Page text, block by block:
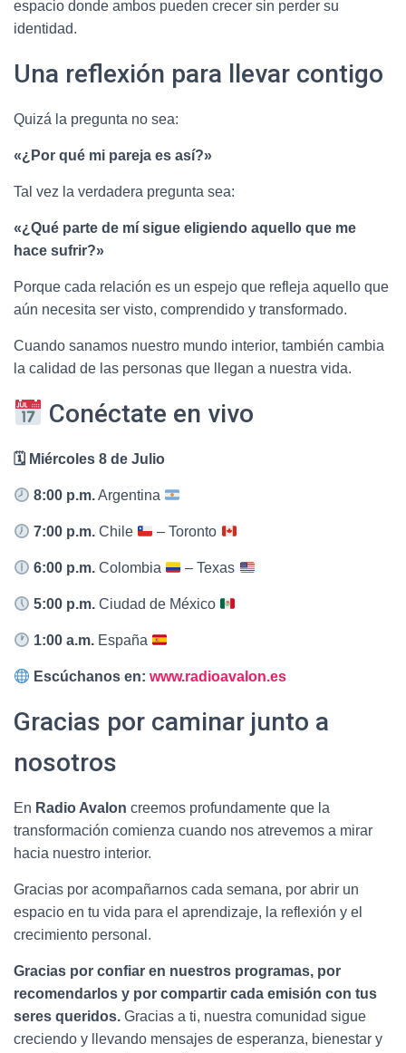
espacio donde ambos pueden crecer sin perder su
identidad.
Una reflexión para llevar contigo
Quizá la pregunta no sea:
«¿Por qué mi pareja es así?»
Tal vez la verdadera pregunta sea:
«¿Qué parte de mí sigue eligiendo aquello que me
hace sufrir?»
Porque cada relación es un espejo que refleja aquello que
aún necesita ser visto, comprendido y transformado.
Cuando sanamos nuestro mundo interior, también cambia
la calidad de las personas que llegan a nuestra vida.
Conéctate en vivo
🗓 Miércoles 8 de Julio
8:00 p.m.Argentina
7:00 p.m. Chile – Toronto
6:00 p.m. Colombia – Texas
5:00 p.m. Ciudad de México
1:00 a.m. España
Escúchanos en: www.radioavalon.es
Gracias por caminar junto a
nosotros
En Radio Avalon creemos profundamente que la
transformación comienza cuando nos atrevemos a mirar
hacia nuestro interior.
Gracias por acompañarnos cada semana, por abrir un
espacio en tu vida para el aprendizaje, la reflexión y el
crecimiento personal.
Gracias por confiar en nuestros programas, por
recomendarlos y por compartir cada emisión con tus
seres queridos. Gracias a ti, nuestra comunidad sigue
creciendo y llevando mensajes de esperanza, bienestar y